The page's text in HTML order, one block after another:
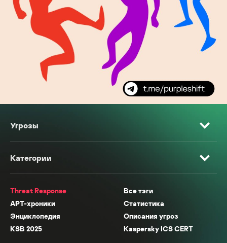
Угрозы
Категории
Threat Response
Все тэги
APT-хроники
Статистика
Энциклопедия
Описания угроз
KSB 2025
Kaspersky ICS CERT